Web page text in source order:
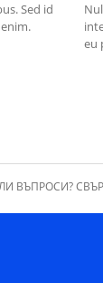
Sed id
eu
ВЪПРОСИ?